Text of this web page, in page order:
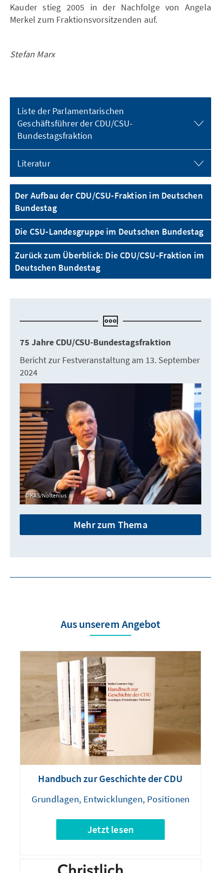
Kauder stieg 2005 in der Nachfolge von Angela
Merkel zum Fraktionsvorsitzenden auf.
Stefan Marx
Liste der Parlamentarischen
Geschäftsführer der CDU/CSU-
Bundestagsfraktion
Literatur
Der Aufbau der CDU/CSU-Fraktion im Deutschen
Bundestag
Die CSU-Landesgruppe im Deutschen Bundestag
Zurück zum Überblick: Die CDU/CSU-Fraktion im
Deutschen Bundestag
75 Jahre CDU/CSU-Bundestagsfraktion
Bericht zur Festveranstaltung am 13. September
2024
KAS/Noltenius
Mehr zum Thema
Aus unserem Angebot
Handbuch zur Geschichte der CDU
Grundlagen, Entwicklungen, Positionen
Jetzt lesen